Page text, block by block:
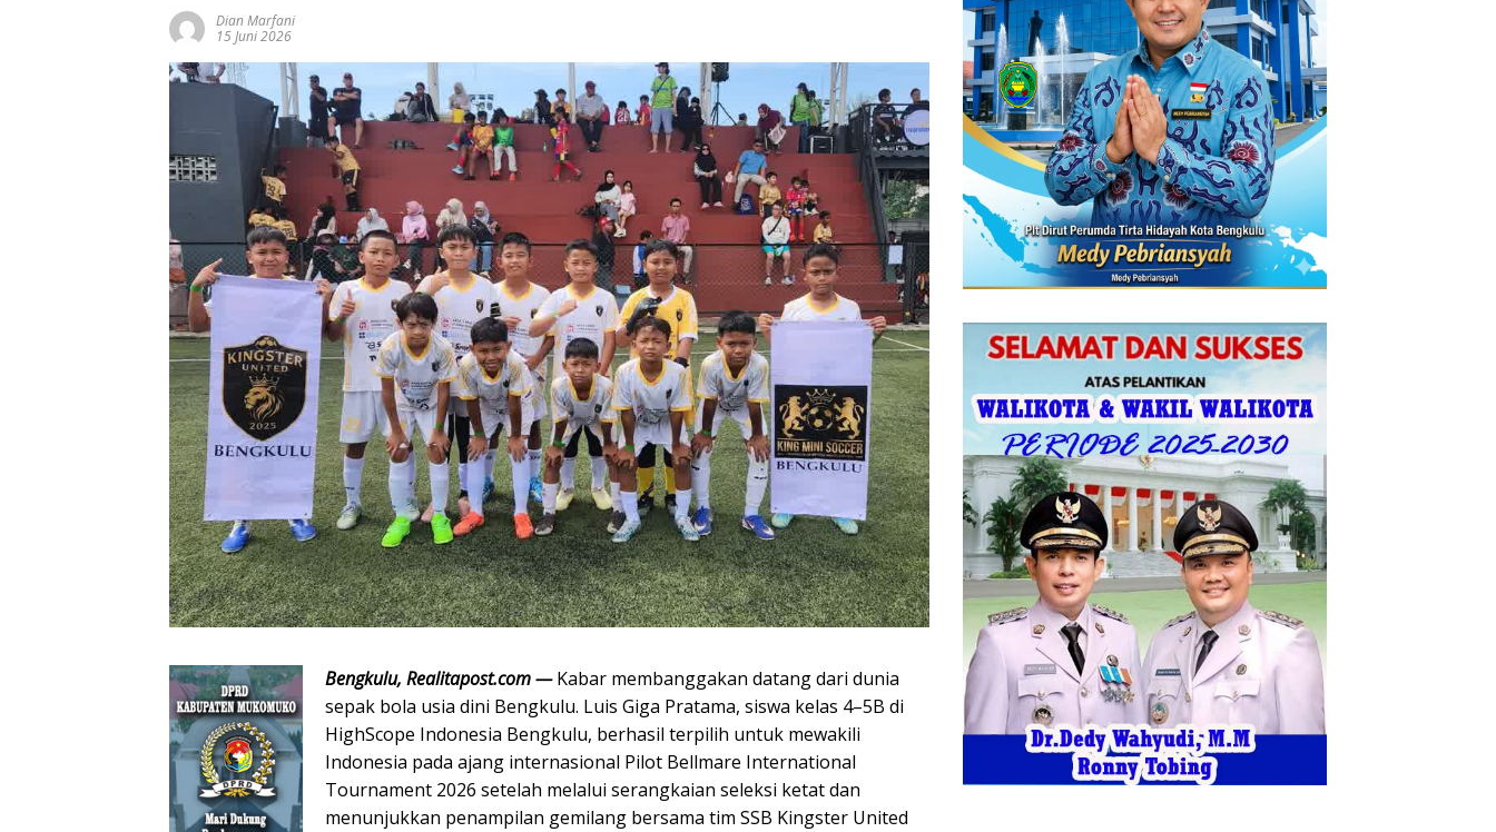
Dian Marfani
15 Juni 2026
Bengkulu, Realitapost.com — Kabar membanggakan datang dari dunia
sepak bola usia dini Bengkulu. Luis Giga Pratama, siswa kelas 4–5B di
HighScope Indonesia Bengkulu, berhasil terpilih untuk mewakili
Indonesia pada ajang internasional Pilot Bellmare International
Tournament 2026 setelah melalui serangkaian seleksi ketat dan
menunjukkan penampilan gemilang bersama tim SSB Kingster United